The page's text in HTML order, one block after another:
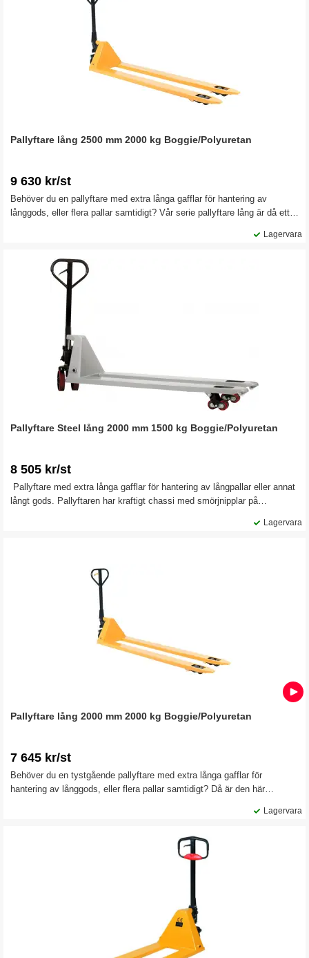
Pallyftare lång 2500 mm 2000 kg Boggie/Polyuretan
9 630 kr/st
Behöver du en pallyftare med extra långa gafflar för hantering av
långgods, eller flera pallar samtidigt? Vår serie pallyftare lång är då ett
Lagervara
Pallyftare Steel lång 2000 mm 1500 kg Boggie/Polyuretan
8 505 kr/st
Pallyftare med extra långa gafflar för hantering av långpallar eller annat
långt gods. Pallyftaren har kraftigt chassi med smörjnipplar på
ytterligare och dessutom underlättar styrningen. Gafflarna är försedda
Lagervara
Pallyftare lång 2000 mm 2000 kg Boggie/Polyuretan
7 645 kr/st
Behöver du en tystgående pallyftare med extra långa gafflar för
hantering av långgods, eller flera pallar samtidigt? Då är den här
Lagervara